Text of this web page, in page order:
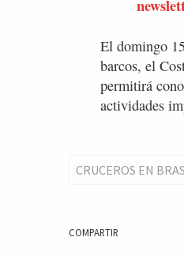
El domingo
barcos, el
permitirá
actividades
CRUCEROS EN
COMPARTIR